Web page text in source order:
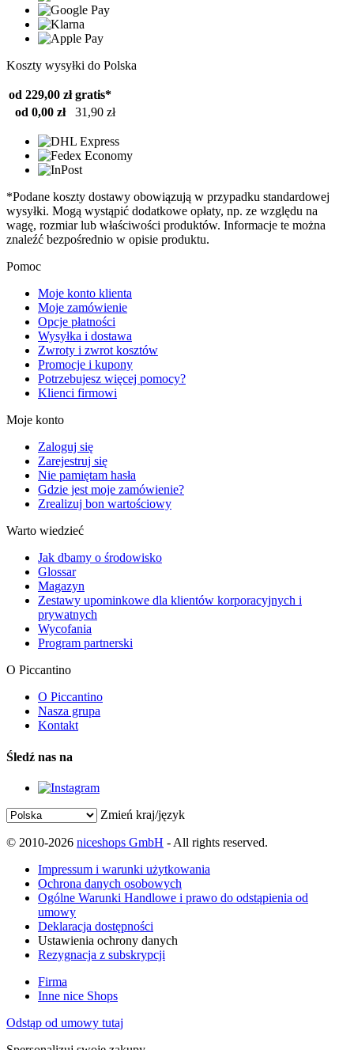
Koszty wysyłki do Polska
od 229,00 zł gratis*
od 0,00 zł
31,90 zł
*Podane koszty dostawy obowiązują w przypadku standardowej
wysyłki. Mogą wystąpić dodatkowe opłaty, np. ze względu na
wagę, rozmiar lub właściwości produktów. Informacje te można
znaleźć bezpośrednio w opisie produktu.
Pomoc
Moje konto klienta
Moje zamówienie
Opcje płatności
Wysyłka i dostawa
Zwroty i zwrot kosztów
Promocje i kupony
Potrzebujesz więcej pomocy?
Klienci firmowi
Moje konto
Zaloguj się
Zarejestruj się
Nie pamiętam hasła
Gdzie jest moje zamówienie?
Zrealizuj bon wartościowy
Warto wiedzieć
Jak dbamy o środowisko
Glossar
Magazyn
Zestawy upominkowe dla klientów korporacyjnych i
prywatnych
Wycofania
Program partnerski
O Piccantino
O Piccantino
Nasza grupa
Kontakt
Śledź nas na
Zmień kraj/język
© 2010-2026 niceshops GmbH - All rights reserved.
Impressum i warunki użytkowania
Ochrona danych osobowych
Ogólne Warunki Handlowe i prawo do odstąpienia od
umowy
Deklaracja dostępności
Ustawienia ochrony danych
Rezygnacja z subskrypcji
Firma
Inne nice Shops
Odstąp od umowy tutaj